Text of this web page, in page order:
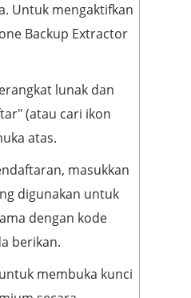
Untuk mengaktifkan
Backup Extractor
lunak dan
(atau cari ikon
atas.
masukkan
digunakan untuk
dengan kode
berikan.
membuka kunci